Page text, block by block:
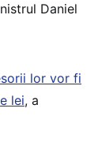
Daniel
lor vor fi
lei, a